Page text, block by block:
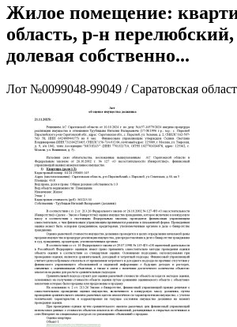
Жилое помещение:
область, р-н
долевая собственно...
Лот №0099048-99049 / Саратовская